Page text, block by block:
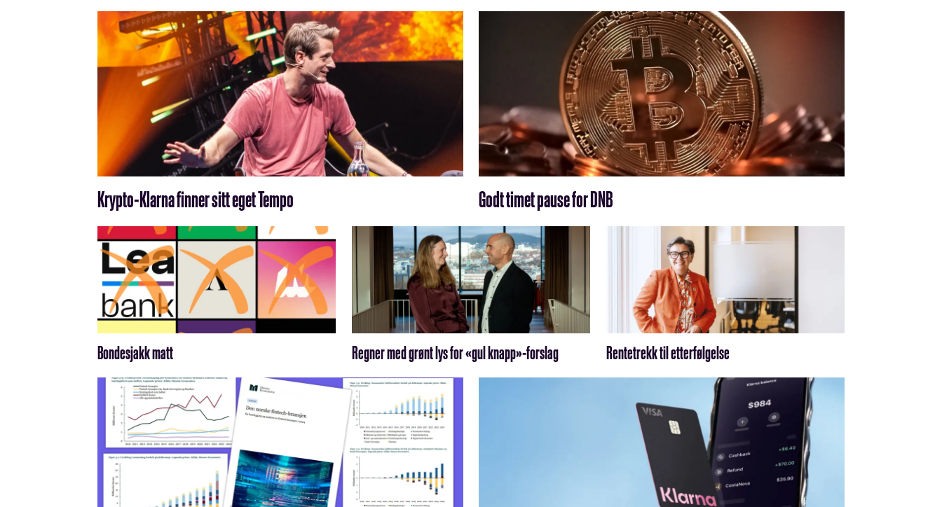
Krypto-Klarna finner sitt eget Tempo Godt timet pause for DNB
Bondesjakk matt Regner med grønt lys for «gul knapp»-forslag Rentetrekk til etterfølgelse